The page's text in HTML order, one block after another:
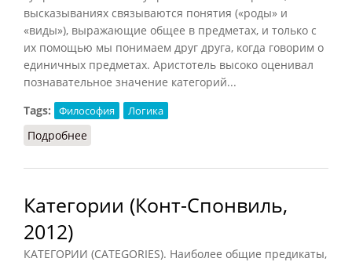
высказываниях связываются понятия («роды» и
«виды»), выражающие общее в предметах, и только с
их помощью мы понимаем друг друга, когда говорим о
единичных предметах. Аристотель высоко оценивал
познавательное значение категорий...
Tags:
Философия Логика
Подробнее
Категории (Конт-Спонвиль,
2012)
КАТЕГОРИИ (CATEGORIES). Наиболее общие предикаты,